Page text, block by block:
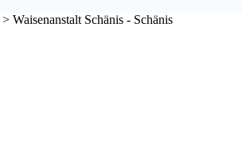
> Waisenanstalt Schänis - Schänis